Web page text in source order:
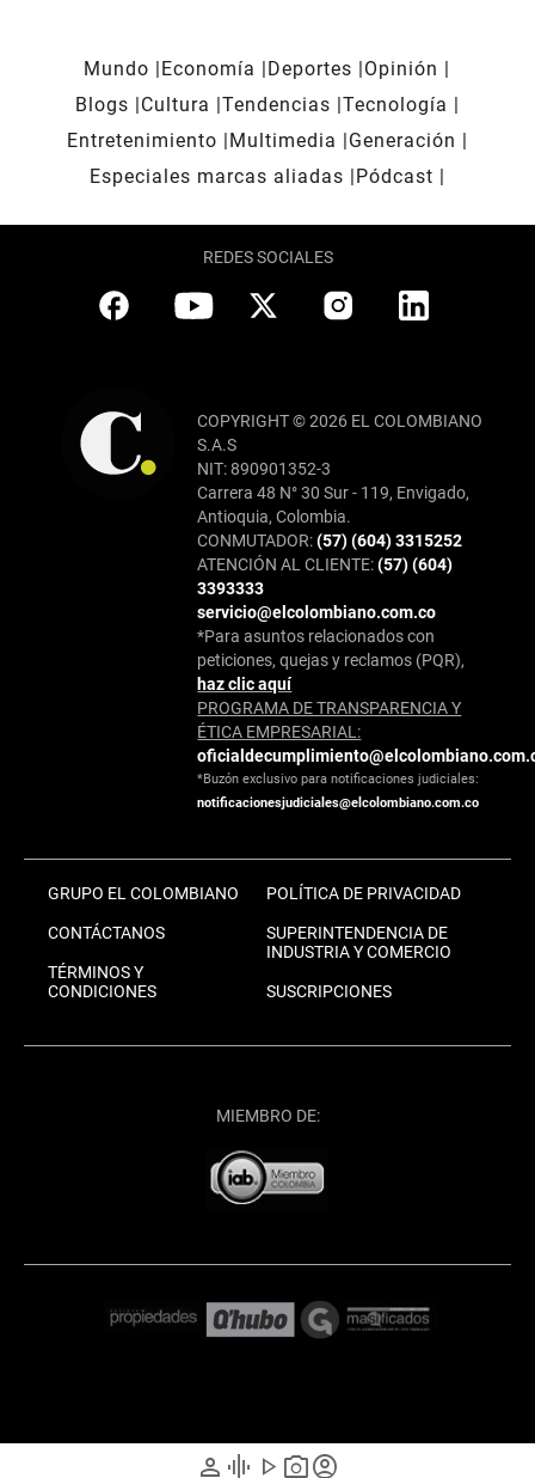
person graphic_eq play_arrow photo_cameraaccount_circle
Mundo Economía Deportes
Opinión
Blogs
Cultura Tendencias Tecnología
Entretenimiento
Multimedia
Generación
Especiales marcas aliadas
Pódcast
REDES SOCIALES
COPYRIGHT © 2026 EL COLOMBIANO
S.A.S
NIT: 890901352-3
Carrera 48 N° 30 Sur - 119, Envigado,
Antioquia, Colombia.
CONMUTADOR:(57) (604) 3315252
ATENCIÓN AL CLIENTE:(57) (604)
3393333
servicio@elcolombiano.com.co
*Para asuntos relacionados con
peticiones, quejas y reclamos (PQR),
haz clic aquí
PROGRAMA DE TRANSPARENCIA Y
ÉTICA EMPRESARIAL:
*Buzón exclusivo para notificaciones judiciales:
notificacionesjudiciales@elcolombiano.com.co
GRUPO EL COLOMBIANO
CONTÁCTANOS
TÉRMINOS Y
CONDICIONES
POLÍTICA DE PRIVACIDAD
SUPERINTENDENCIA DE
INDUSTRIA Y COMERCIO
SUSCRIPCIONES
MIEMBRO DE: